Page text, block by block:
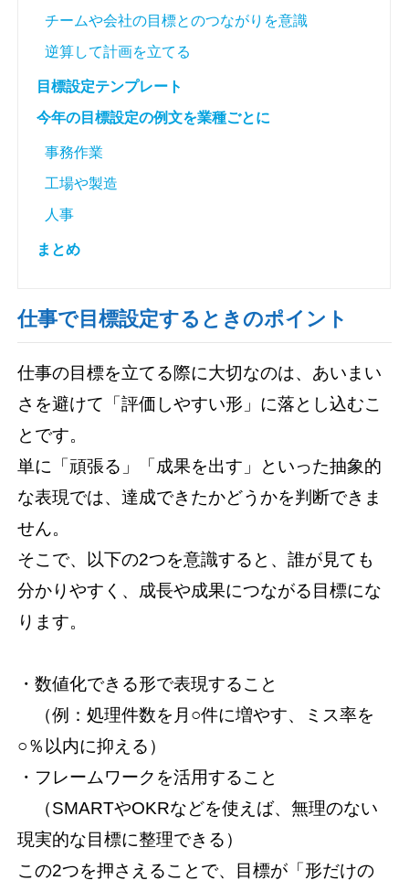
チームや会社の目標とのつながりを意識
逆算して計画を立てる
目標設定テンプレート
今年の目標設定の例文を業種ごとに
事務作業
工場や製造
人事
まとめ
仕事で目標設定するときのポイント
仕事の目標を立てる際に大切なのは、あいまい
さを避けて「評価しやすい形」に落とし込むこ
とです。
単に「頑張る」「成果を出す」といった抽象的
な表現では、達成できたかどうかを判断できま
せん。
そこで、以下の2つを意識すると、誰が見ても
分かりやすく、成長や成果につながる目標にな
ります。
・数値化できる形で表現すること
（例：処理件数を月○件に増やす、ミス率を
○％以内に抑える）
・フレームワークを活用すること
（SMARTやOKRなどを使えば、無理のない
現実的な目標に整理できる）
この2つを押さえることで、目標が「形だけの